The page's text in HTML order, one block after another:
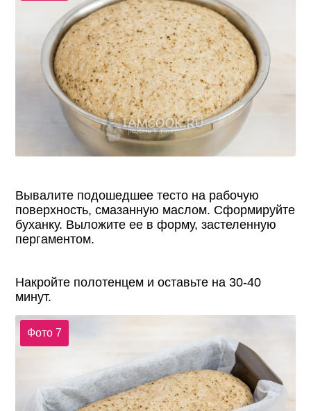
Вывалите подошедшее тесто на рабочую
поверхность, смазанную маслом. Сформируйте
буханку. Выложите ее в форму, застеленную
пергаментом.
Накройте полотенцем и оставьте на 30-40
минут.
Фото 7